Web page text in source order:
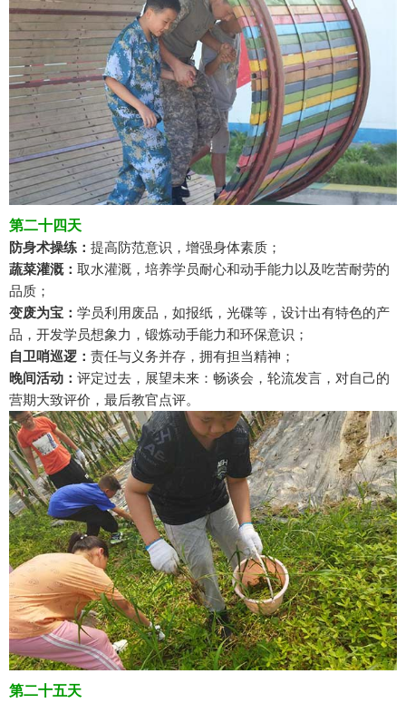
第二十四天
防身术操练： 提高防范意识，增强身体素质；
蔬菜灌溉： 取水灌溉，培养学员耐心和动手能力以及吃苦耐劳的
品质；
变废为宝： 学员利用废品，如报纸，光碟等，设计出有特色的产
品，开发学员想象力，锻炼动手能力和环保意识；
自卫哨巡逻： 责任与义务并存，拥有担当精神；
晚间活动： 评定过去，展望未来：畅谈会，轮流发言，对自己的
营期大致评价，最后教官点评。
第二十五天